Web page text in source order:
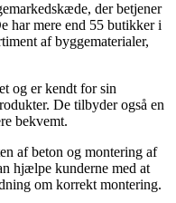
der betjener
har mere end 55 butikker i
af byggematerialer,
og er kendt for sin
De tilbyder også en
bekvemt.
af beton og montering af
hjælpe kunderne med at
om korrekt montering.